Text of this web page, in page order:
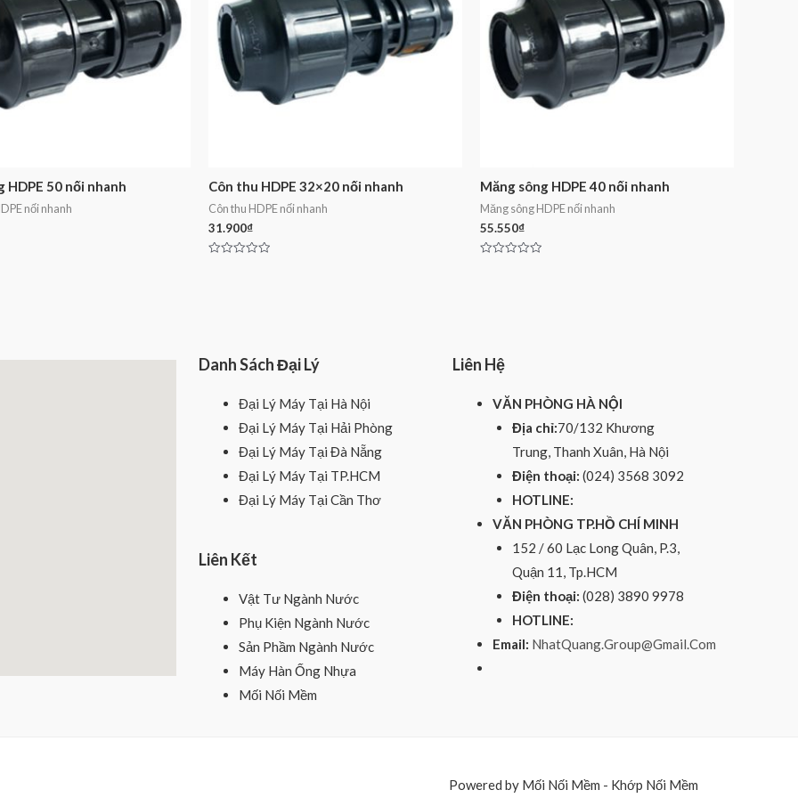
HDPE 50 nối nhanh
nối nhanh
Côn thu HDPE 32×20 nối nhanh
Côn thu HDPE nối nhanh
31.900₫
Măng sông HDPE 40 nối nhanh
Măng sông HDPE nối nhanh
55.550₫
Danh Sách Đại Lý
Đại Lý Máy Tại Hà Nội
Đại Lý Máy Tại Hải Phòng
Đại Lý Máy Tại Đà Nẵng
Đại Lý Máy Tại TP.HCM
Đại Lý Máy Tại Cần Thơ
Liên Kết
Vật Tư Ngành Nước
Phụ Kiện Ngành Nước
Sản Phầm Ngành Nước
Máy Hàn Ống Nhựa
Mối Nối Mềm
Liên Hệ
VĂN PHÒNG HÀ NỘI
Địa chỉ:70/132 Khương
Trung, Thanh Xuân, Hà Nội
Điện thoại: (024) 3568 3092
HOTLINE:
VĂN PHÒNG TP.HỒ CHÍ MINH
152 / 60 Lạc Long Quân, P.3,
Quận 11, Tp.HCM
Điện thoại: (028) 3890 9978
HOTLINE:
Email: NhatQuang.Group@Gmail.Com
Powered by Mối Nối Mềm - Khớp Nối Mềm